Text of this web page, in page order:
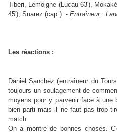
Tibéri,
Lemoigne (Lucau 63'),
45'), Suarez (cap.). - Entraîneur:
Les réactions :
Daniel Sanchez (entraîneur du
toujours un soulagement de
moyens pour y parvenir face à une
bien parti mais il ne faut pas trop
match.
On a montré de bonnes choses.